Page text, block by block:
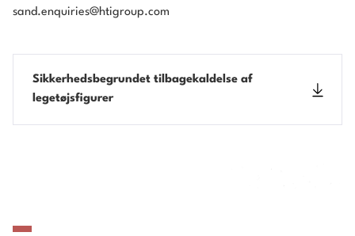
sand.enquiries@htigroup.com
Sikkerhedsbegrundet tilbagekaldelse af
legetøjsfigurer